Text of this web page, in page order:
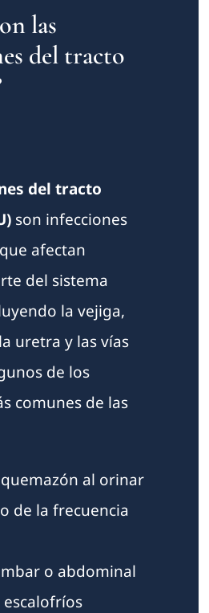
las
del tracto
del tracto
son infecciones
afectan
del sistema
la vejiga,
uretra y las vías
de los
comunes de las
al orinar
de la frecuencia
o abdominal
escalofríos